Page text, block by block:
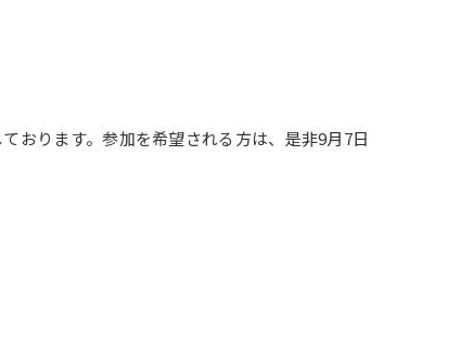
おります。参加を希望される方は、是非9月7日